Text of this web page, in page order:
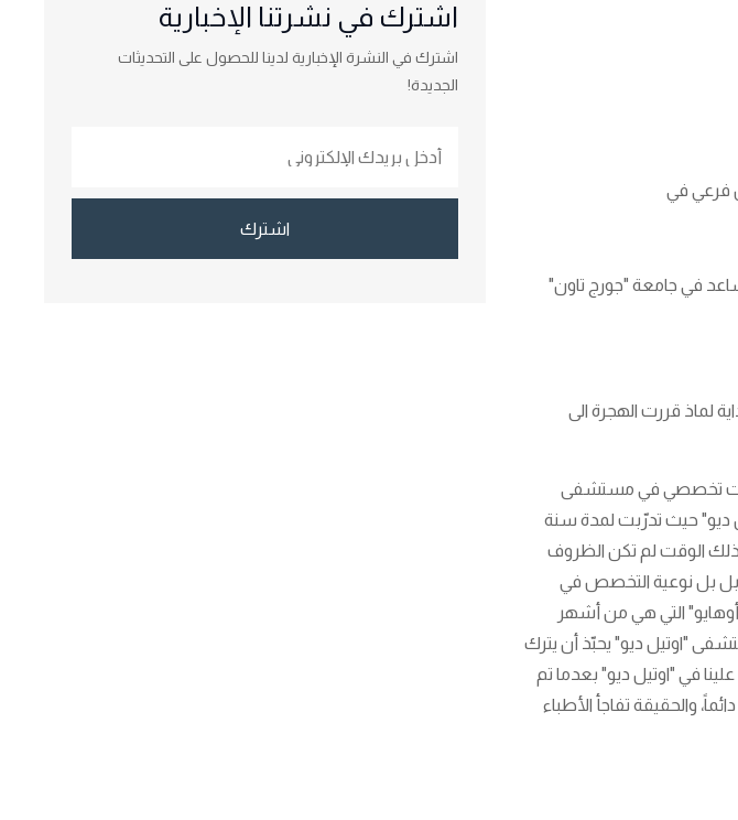
فرعي في
في جامعة "جورج تاون"
لماذ قررت الهجرة الى
القديس يوسف في بيروت، حيث تخرجت من الجامعة في العام 2002 وبدأت تخصصي في مستشفى
ديو" حيث تدرّبت لمدة سنة
ذلك الوقت لم تكن الظروف
بل بل نوعية التخصص في
التي هي من أشهر
"اوتيل ديو" يحبّذ أن يترك
في "اوتيل ديو" بعدما تم
والحقيقة تفاجأ الأطباء
اشترك في نشرتنا الإخبارية
اشترك في النشرة الإخبارية لدينا للحصول على التحديثات
الجديدة!
اشترك